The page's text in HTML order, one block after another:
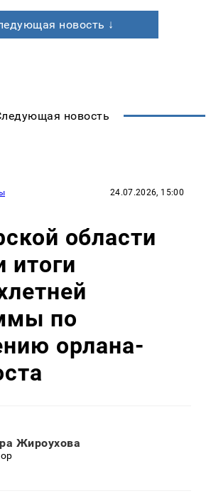
новость ↓
новость
24.07.2026, 15:00
области
итоги
по
орлана-
Жироухова